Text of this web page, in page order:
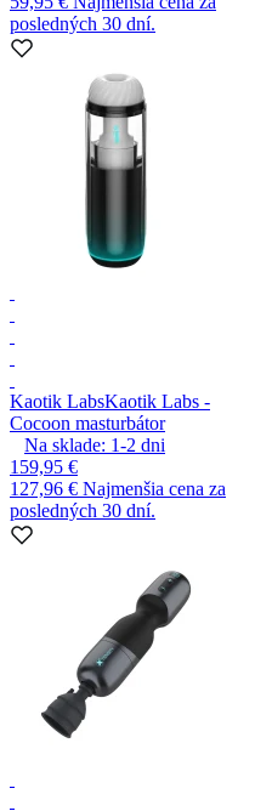
posledných 30 dní.
Kaotik LabsKaotik Labs -
Cocoon masturbátor
Na sklade: 1-2 dni
159,95 €
127,96 € Najmenšia cena za
posledných 30 dní.